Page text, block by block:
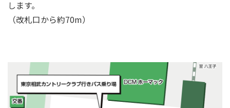
します。
（改札口から約70m）